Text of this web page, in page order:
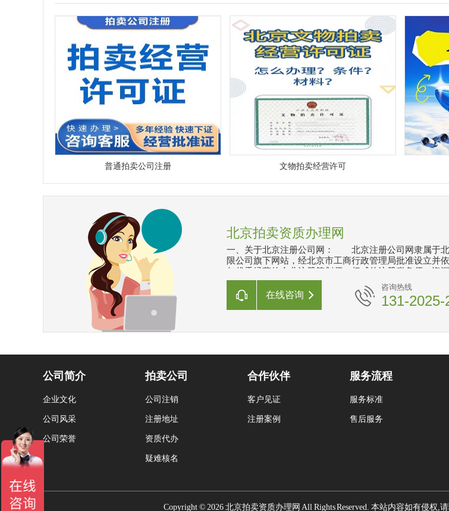
普通拍卖公司注册 文物拍卖经营许可
北京拍卖资质办理网
一、关于北京注册公司网： 北京注册公司网隶属于北
限公司旗下网站，经北京市工商行政管理局批准设立并
年优秀经营的企业注册筹划师、权威的注册税务师、资
朝气的专业团队，是一家为改善投资环境、成功率高、
服务机构。 公司具有丰富专业的注册管理经验、熟练
态度，面向各类企业提供优质、便捷、系统的专业代理
者在北京投资兴业过程中所需的各种咨询和服务需求，
在线咨询
咨询热线
131-2025-
公司简介
企业文化
公司风采
公司荣誉
拍卖公司
公司注销
注册地址
资质代办
疑难核名
合作伙伴
客户见证
注册案例
服务流程
服务标准
售后服务
Copyright © 2026 北京拍卖资质办理网 All Rights Reserved. 本站内容如有侵权,